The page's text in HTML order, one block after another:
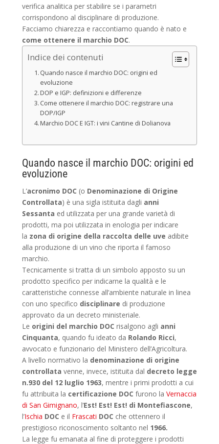
verifica analitica per stabilire se i parametri
corrispondono al disciplinare di produzione.
Facciamo chiarezza e raccontiamo quando è nato e
come ottenere il marchio DOC.
Indice dei contenuti
Quando nasce il marchio DOC: origini ed
evoluzione
DOP e IGP: definizioni e differenze
Come ottenere il marchio DOC: registrare una
DOP/IGP
Marchio DOC E IGT: i vini Cantine di Dolianova
Quando nasce il marchio DOC: origini ed
evoluzione
L’acronimo DOC (o Denominazione di Origine
Controllata) è una sigla istituita dagli anni
Sessanta ed utilizzata per una grande varietà di
prodotti, ma poi utilizzata in enologia per indicare
la zona di origine della raccolta delle uve adibite
alla produzione di un vino che riporta il famoso
marchio.
Tecnicamente si tratta di un simbolo apposto su un
prodotto specifico per indicarne la qualità e le
caratteristiche connesse all’ambiente naturale in linea
con uno specifico disciplinare di produzione
approvato da un decreto ministeriale.
Le origini del marchio DOC risalgono agli anni
Cinquanta, quando fu ideato da Rolando Ricci,
avvocato e funzionario del Ministero dell’Agricoltura.
A livello normativo la denominazione di origine
controllata venne, invece, istituita dal decreto legge
n.930 del 12 luglio 1963, mentre i primi prodotti a cui
fu attribuita la certificazione DOC furono la Vernaccia
di San Gimignano, l’Est! Est! Est! di Montefiascone,
l’Ischia DOC e il Frascati DOC che ottennero il
prestigioso riconoscimento soltanto nel 1966.
La legge fu emanata al fine di proteggere i prodotti